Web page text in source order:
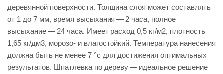
деревянной поверхности. Толщина слоя может составлять
от 1 до 7 мм, время высыхания — 2 часа, полное
высыхание — 24 часа. Имеет расход 0,5 кг/м2, плотность
1,65 кг/дм3, морозо- и влагостойкий. Температура нанесения
должна быть не менее 7 °c для достижения оптимальных
результатов. Шпатлевка по дереву — идеальное решение